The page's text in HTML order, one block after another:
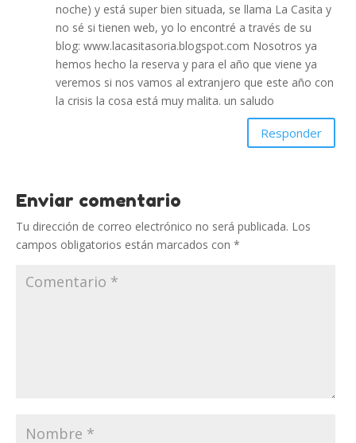
noche) y está super bien situada, se llama La Casita y
no sé si tienen web, yo lo encontré a través de su
blog: www.lacasitasoria.blogspot.com Nosotros ya
hemos hecho la reserva y para el año que viene ya
veremos si nos vamos al extranjero que este año con
la crisis la cosa está muy malita. un saludo
Responder
Enviar comentario
Tu dirección de correo electrónico no será publicada. Los
campos obligatorios están marcados con *